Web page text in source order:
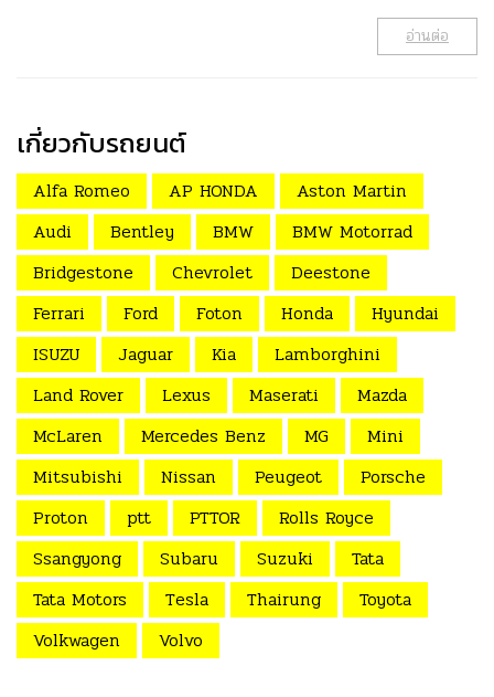
อ่านต่อ
เกี่ยวกับรถยนต์
Alfa Romeo AP HONDA
Aston Martin
Audi
Bentley BMW
BMW Motorrad
Bridgestone
Chevrolet
Deestone
Ferrari
Ford Foton Honda
Hyundai
ISUZU
Jaguar Kia
Lamborghini
Land Rover
Lexus Maserati
Mazda
McLaren
Mercedes Benz MG
Mini
Mitsubishi
Nissan Peugeot
Porsche
Proton
ptt PTTOR
Rolls Royce
Ssangyong
Subaru Suzuki
Tata
Tata Motors
Tesla Thairung
Toyota
Volkwagen
Volvo